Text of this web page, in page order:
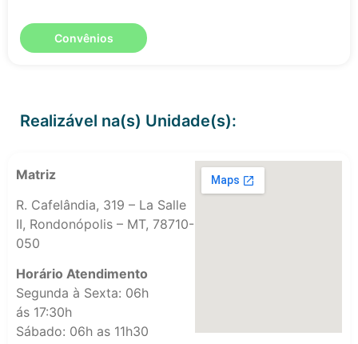
Convênios
Realizável na(s) Unidade(s):
Matriz
R. Cafelândia, 319 – La Salle
II, Rondonópolis – MT, 78710-
050
Horário Atendimento
Segunda à Sexta: 06h
ás 17:30h
Sábado: 06h as 11h30